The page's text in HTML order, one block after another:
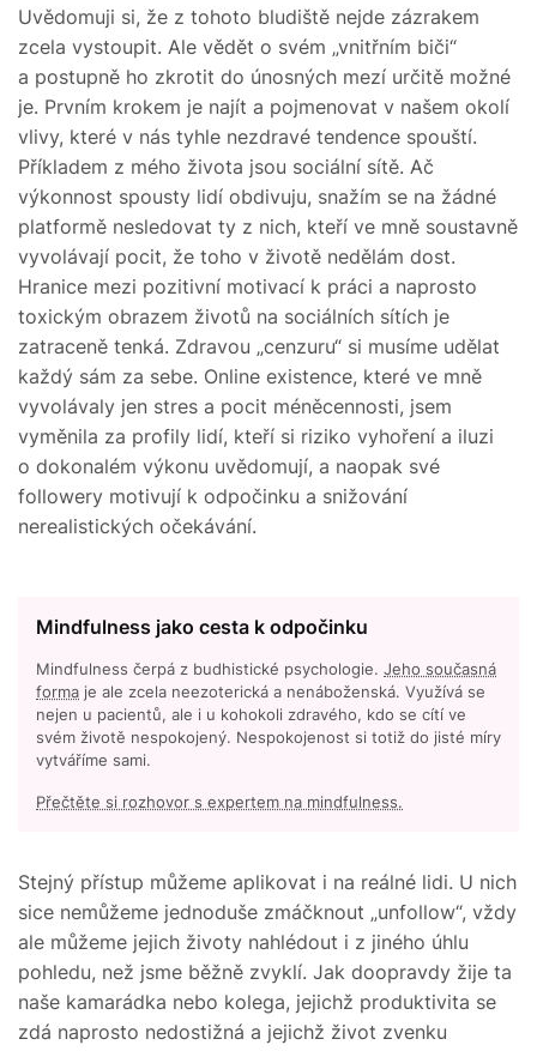
Uvědomuji si, že z tohoto bludiště nejde zázrakem
zcela vystoupit. Ale vědět o svém „vnitřním biči“
a postupně ho zkrotit do únosných mezí určitě možné
je. Prvním krokem je najít a pojmenovat v našem okolí
vlivy, které v nás tyhle nezdravé tendence spouští.
Příkladem z mého života jsou sociální sítě. Ač
výkonnost spousty lidí obdivuju, snažím se na žádné
platformě nesledovat ty z nich, kteří ve mně soustavně
vyvolávají pocit, že toho v životě nedělám dost.
Hranice mezi pozitivní motivací k práci a naprosto
toxickým obrazem životů na sociálních sítích je
zatraceně tenká. Zdravou „cenzuru“ si musíme udělat
každý sám za sebe. Online existence, které ve mně
vyvolávaly jen stres a pocit méněcennosti, jsem
vyměnila za profily lidí, kteří si riziko vyhoření a iluzi
o dokonalém výkonu uvědomují, a naopak své
followery motivují k odpočinku a snižování
nerealistických očekávání.
Mindfulness jako cesta k odpočinku
Mindfulness čerpá z budhistické psychologie. Jeho současná
forma je ale zcela neezoterická a nenáboženská. Využívá se
nejen u pacientů, ale i u kohokoli zdravého, kdo se cítí ve
svém životě nespokojený. Nespokojenost si totiž do jisté míry
vytváříme sami.
Přečtěte si rozhovor s expertem na mindfulness.
Stejný přístup můžeme aplikovat i na reálné lidi. U nich
sice nemůžeme jednoduše zmáčknout „unfollow“, vždy
ale můžeme jejich životy nahlédout i z jiného úhlu
pohledu, než jsme běžně zvyklí. Jak doopravdy žije ta
naše kamarádka nebo kolega, jejichž produktivita se
zdá naprosto nedostižná a jejichž život zvenku